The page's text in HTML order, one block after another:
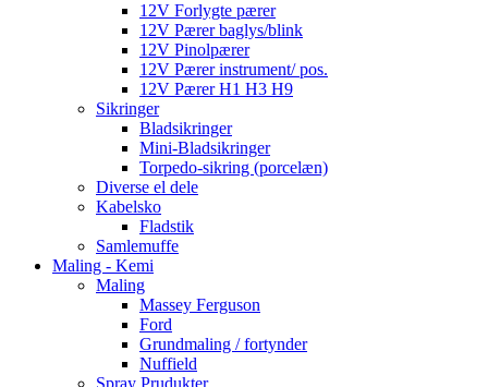
12V Forlygte pærer
12V Pærer baglys/blink
12V Pinolpærer
12V Pærer instrument/ pos.
12V Pærer H1 H3 H9
Sikringer
Bladsikringer
Mini-Bladsikringer
Torpedo-sikring (porcelæn)
Diverse el dele
Kabelsko
Fladstik
Samlemuffe
Maling - Kemi
Maling
Massey Ferguson
Ford
Grundmaling / fortynder
Nuffield
Spray Prudukter